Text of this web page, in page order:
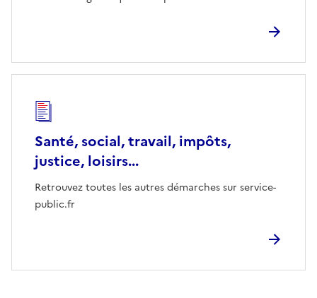
Santé, social, travail, impôts,
justice, loisirs...
Retrouvez toutes les autres démarches sur service-
public.fr